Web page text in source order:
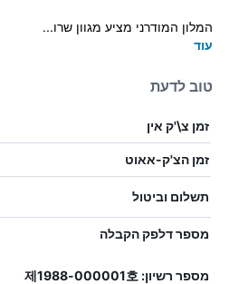
המלון המודרני מציע מגוון שרו...
עוד
טוב לדעת
זמן צ\'ק אין
זמן הצ'ק-אאוט
תשלום וביטול
מספר דלפק הקבלה
מספר רשיון: 제1988-000001호